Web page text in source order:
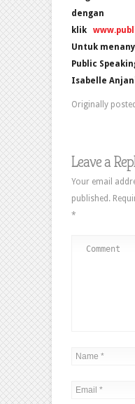
dengan
klik
Untuk
Public
Isabelle
Originally
Leave a
Your email
published.
*